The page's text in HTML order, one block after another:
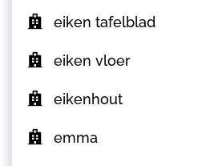
eiken tafelblad
eiken vloer
eikenhout
emma